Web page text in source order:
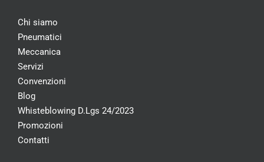
Chi siamo
Pneumatici
Meccanica
Servizi
Convenzioni
Blog
Whisteblowing D.Lgs 24/2023
Promozioni
Contatti